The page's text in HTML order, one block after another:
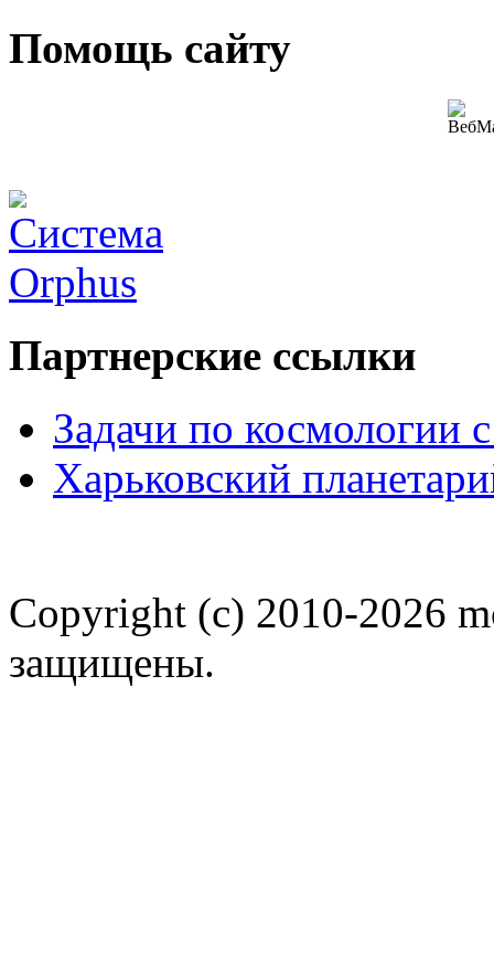
Помощь сайту
Партнерские ссылки
Задачи по космологии
Харьковский
Copyright (c) 2010-2026
защищены.